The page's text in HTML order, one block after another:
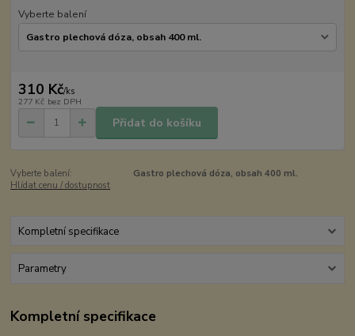
Vyberte balení
310 Kč/ks
277 Kč bez DPH
Přidat do košíku
Vyberte balení:
Gastro plechová dóza, obsah 400 ml.
Hlídat cenu / dostupnost
Kompletní specifikace
Parametry
Kompletní specifikace